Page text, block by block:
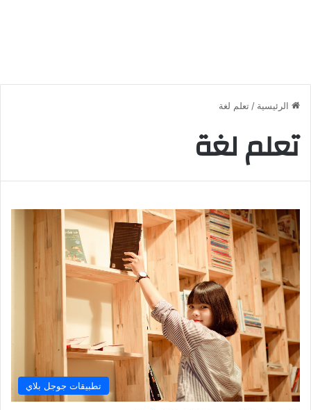
الرئيسية / تعلم لغة
تعلم لغة
تطبيقات جوجل بلاي